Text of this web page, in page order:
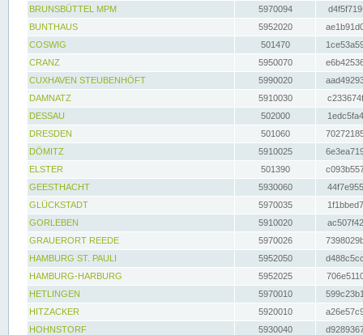
BRUNSBÜTTEL MPM
5970094
BUNTHAUS
5952020
COSWIG
501470
CRANZ
5950070
CUXHAVEN STEUBENHÖFT
5990020
DAMNATZ
5910030
DESSAU
502000
DRESDEN
501060
DÖMITZ
5910025
ELSTER
501390
GEESTHACHT
5930060
GLÜCKSTADT
5970035
GORLEBEN
5910020
GRAUERORT REEDE
5970026
HAMBURG ST. PAULI
5952050
HAMBURG-HARBURG
5952025
HETLINGEN
5970010
HITZACKER
5920010
HOHNSTORF
5930040